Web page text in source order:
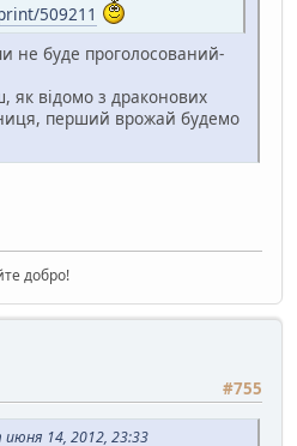
509211
не буде проголосований-
відомо з драконових
перший врожай будемо
добро!
#755
14, 2012, 23:33